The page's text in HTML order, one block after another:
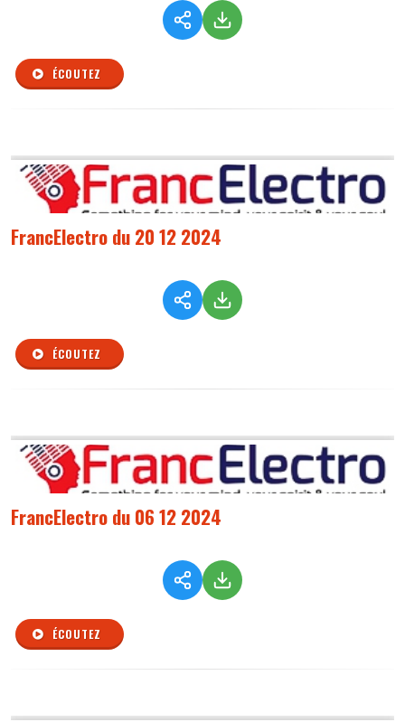
ÉCOUTEZ
FrancElectro du 20 12 2024
ÉCOUTEZ
FrancElectro du 06 12 2024
ÉCOUTEZ